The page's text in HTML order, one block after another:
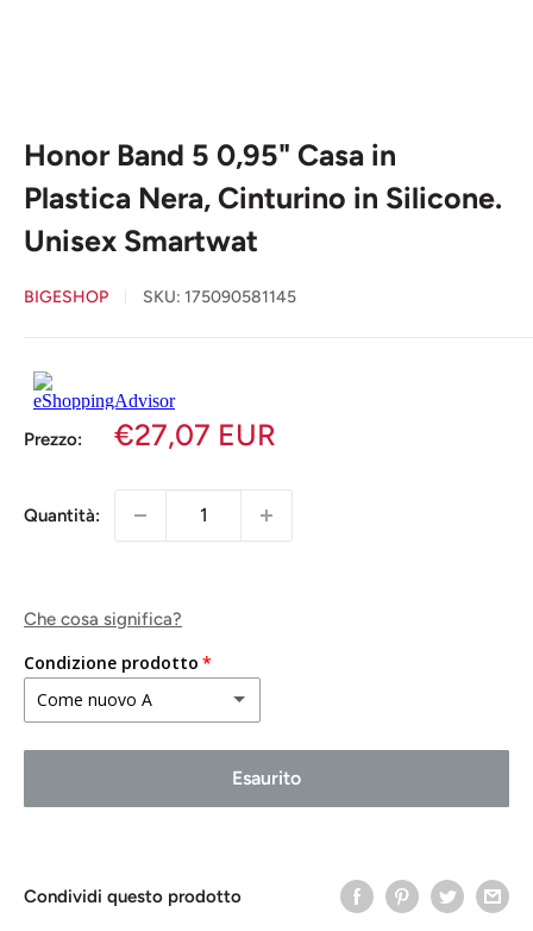
Honor Band 5 0,95" Casa in
Plastica Nera, Cinturino in Silicone.
Unisex Smartwat
BIGESHOP SKU: 175090581145
Prezzo: €27,07 EUR
Quantità:
Che cosa significa?
Condizione prodotto
Come nuovo A
Come nuovo A
Buono stato B
Esaurito
Condividi questo prodotto